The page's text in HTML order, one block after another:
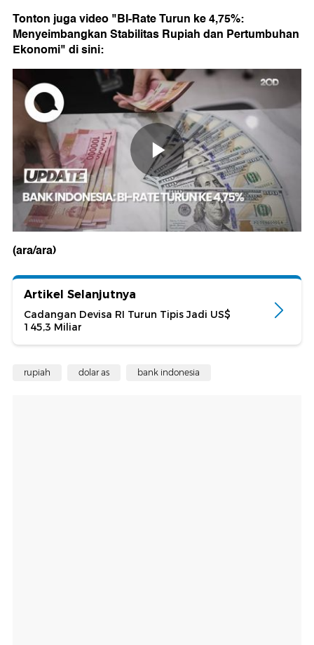
Tonton juga video "BI-Rate Turun ke 4,75%:
Menyeimbangkan Stabilitas Rupiah dan Pertumbuhan
Ekonomi" di sini:
(ara/ara)
Artikel Selanjutnya
Cadangan Devisa RI Turun Tipis Jadi US$
145,3 Miliar
rupiah dolar as bank indonesia